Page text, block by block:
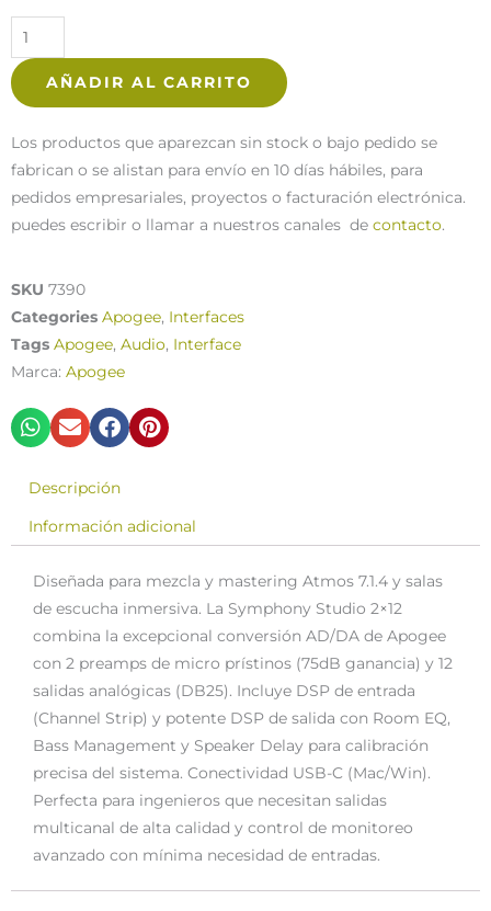
Symphony
Studio
2x12
Interfaz
Audio
USB-
C
cantidad
AÑADIR AL CARRITO
Los productos que aparezcan sin stock o bajo pedido se
fabrican o se alistan para envío en 10 días hábiles, para
pedidos empresariales, proyectos o facturación electrónica.
puedes escribir o llamar a nuestros canales de contacto.
SKU 7390
Categories Apogee, Interfaces
Tags Apogee, Audio, Interface
Marca: Apogee
Descripción
Información adicional
Diseñada para mezcla y mastering Atmos 7.1.4 y salas
de escucha inmersiva. La Symphony Studio 2×12
combina la excepcional conversión AD/DA de Apogee
con 2 preamps de micro prístinos (75dB ganancia) y 12
salidas analógicas (DB25). Incluye DSP de entrada
(Channel Strip) y potente DSP de salida con Room EQ,
Bass Management y Speaker Delay para calibración
precisa del sistema. Conectividad USB-C (Mac/Win).
Perfecta para ingenieros que necesitan salidas
multicanal de alta calidad y control de monitoreo
avanzado con mínima necesidad de entradas.